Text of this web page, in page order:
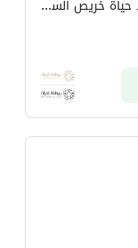
شارع أحمد بن الحسن الأنصاري، حي كومباوند حياة خريص السكني، شرق الرياض، الرياض